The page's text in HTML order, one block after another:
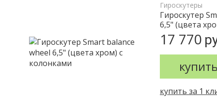
Гироскутеры
Гироскутер
6,5" (цвета
17 770
купить за 1